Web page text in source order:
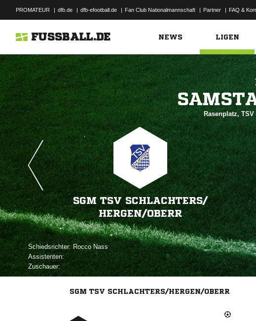
PROMATEUR | dfb.de | dfb-efootball.de | Fan Club Nationalmannschaft | Partner | FAQ &
FUSSBALL.DE NEWS LIGEN
Rasenplatz,
SGM TSV SCHLACHTERS/​
HERGEN/​OBERR
Schiedsrichter: 
Assistenten:
Zuschauer:
SGM TSV SCHLACHTERS/HERGEN/OBERR